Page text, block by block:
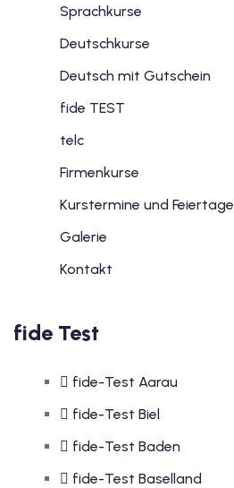
Sprachkurse
Deutschkurse
Deutsch mit Gutschein
fide TEST
telc
Firmenkurse
Kurstermine und Feiertage
Galerie
Kontakt
fide Test
fide-Test Aarau
fide-Test Biel
fide-Test Baden
fide-Test Baselland